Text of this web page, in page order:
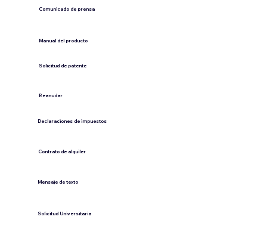
Comunicado de prensa
​Manual del producto
​Solicitud de patente
Contrato de alquiler
​Reanudar
Declaraciones de impuestos
​Mensaje de texto
​Solicitud Universitaria